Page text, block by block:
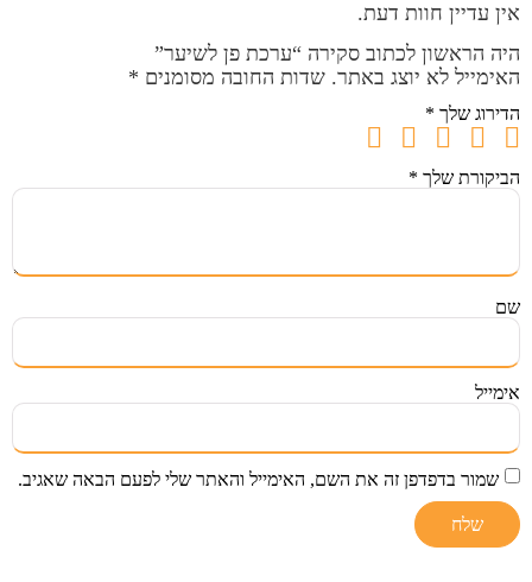
אין עדיין חוות דעת.
היה הראשון לכתוב סקירה “ערכת פן לשיער”
האימייל לא יוצג באתר. שדות החובה מסומנים *
הדירוג שלך *
הביקורת שלך *
שם
אימייל
שמור בדפדפן זה את השם, האימייל והאתר שלי לפעם הבאה שאגיב.